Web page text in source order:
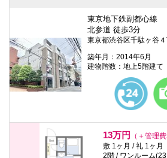
東京地下鉄副都心線
北参道 徒歩3分
東京都渋谷区千駄ヶ谷
築年月：2014年6月
建物階数：地上5階建て
13万円
（＋管理
敷 1ヶ月 / 礼 1ヶ月
2階 / ワンルーム